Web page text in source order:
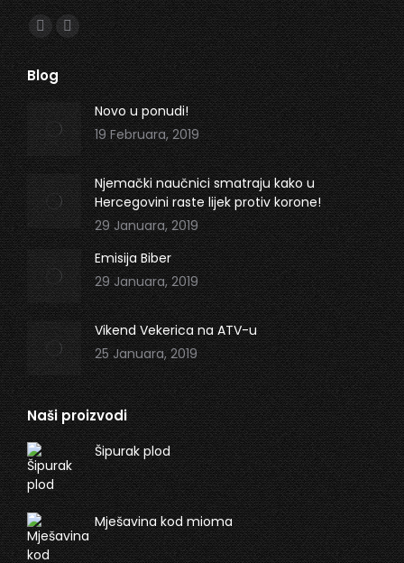
Find us on:
Facebook
page
opens
in
new
window
Instagram
page
opens
in
new
window
Blog
Novo u ponudi!
19 Februara, 2019
Njemački naučnici smatraju kako u
Hercegovini raste lijek protiv korone!
29 Januara, 2019
Emisija Biber
29 Januara, 2019
Vikend Vekerica na ATV-u
25 Januara, 2019
Naši proizvodi
Šipurak plod
Mješavina kod mioma